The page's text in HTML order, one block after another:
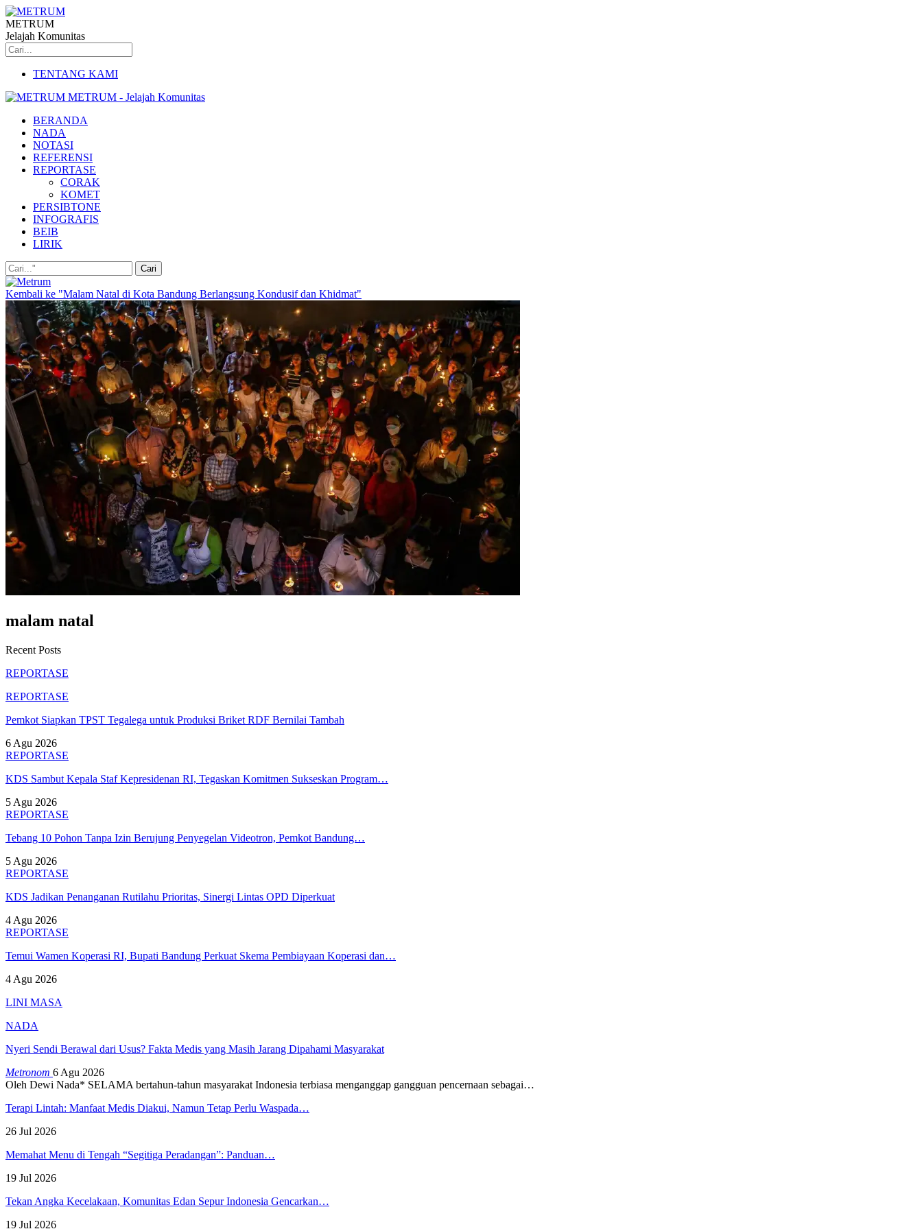
METRUM
Jelajah Komunitas
TENTANG KAMI
METRUM - Jelajah Komunitas
BERANDA
NADA
NOTASI
REFERENSI
REPORTASE
CORAK
KOMET
PERSIBTONE
INFOGRAFIS
BEIB
LIRIK
Kembali ke "Malam Natal di Kota Bandung Berlangsung Kondusif dan Khidmat"
malam natal
Recent Posts
REPORTASE
REPORTASE
Pemkot Siapkan TPST Tegalega untuk Produksi Briket RDF Bernilai Tambah
6 Agu 2026
REPORTASE
KDS Sambut Kepala Staf Kepresidenan RI, Tegaskan Komitmen Sukseskan Program…
5 Agu 2026
REPORTASE
Tebang 10 Pohon Tanpa Izin Berujung Penyegelan Videotron, Pemkot Bandung…
5 Agu 2026
REPORTASE
KDS Jadikan Penanganan Rutilahu Prioritas, Sinergi Lintas OPD Diperkuat
4 Agu 2026
REPORTASE
Temui Wamen Koperasi RI, Bupati Bandung Perkuat Skema Pembiayaan Koperasi dan…
4 Agu 2026
LINI MASA
NADA
Nyeri Sendi Berawal dari Usus? Fakta Medis yang Masih Jarang Dipahami Masyarakat
Metronom 6 Agu 2026
Oleh Dewi Nada* SELAMA bertahun-tahun masyarakat Indonesia terbiasa menganggap gangguan pencernaan sebagai…
Terapi Lintah: Manfaat Medis Diakui, Namun Tetap Perlu Waspada…
26 Jul 2026
Memahat Menu di Tengah “Segitiga Peradangan”: Panduan…
19 Jul 2026
Tekan Angka Kecelakaan, Komunitas Edan Sepur Indonesia Gencarkan…
19 Jul 2026